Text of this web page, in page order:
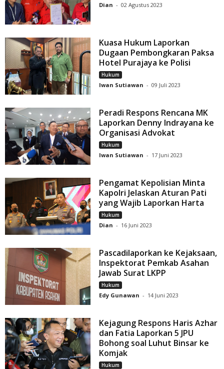
Dian - 02 Agustus 2023
Kuasa Hukum Laporkan
Dugaan Pembongkaran Paksa
Hotel Purajaya ke Polisi
Hukum
Iwan Sutiawan - 09 Juli 2023
Peradi Respons Rencana MK
Laporkan Denny Indrayana ke
Organisasi Advokat
Hukum
Iwan Sutiawan - 17 Juni 2023
Pengamat Kepolisian Minta
Kapolri Jelaskan Aturan Pati
yang Wajib Laporkan Harta
Hukum
Dian - 16 Juni 2023
Pascadilaporkan ke Kejaksaan,
Inspektorat Pemkab Asahan
Jawab Surat LKPP
Hukum
Edy Gunawan - 14 Juni 2023
Kejagung Respons Haris Azhar
dan Fatia Laporkan 5 JPU
Bohong soal Luhut Binsar ke
Komjak
Hukum